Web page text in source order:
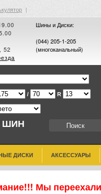
|
52
Шины и Диски:
(044) 205-1-205
(многоканальный)
ШИН
/ R
ДИСКИ АКСЕССУАРЫ
Мы